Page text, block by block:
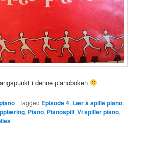
i denne pianoboken
|Tagged Episode 4, Lær å spille piano,
, Piano, Pianospill,Vi spiller piano,